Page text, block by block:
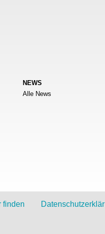
NEWS
Alle News
finden